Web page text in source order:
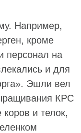
Например,
кроме
персонал на
и для
Эшли вел
КРС
и телок,